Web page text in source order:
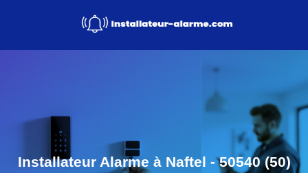
Installateur Alarme à Naftel - 50540 (50)